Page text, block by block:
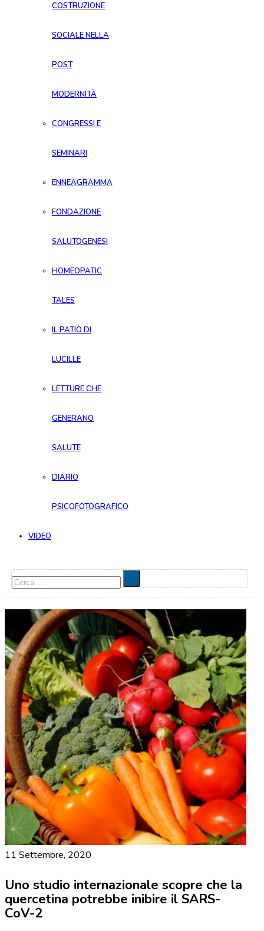
COSTRUZIONE
SOCIALE NELLA
POST
MODERNITÀ
CONGRESSI E
SEMINARI
ENNEAGRAMMA
FONDAZIONE
SALUTOGENESI
HOMEOPATIC
TALES
IL PATIO DI
LUCILLE
LETTURE CHE
GENERANO
SALUTE
DIARIO
PSICOFOTOGRAFICO
VIDEO
Cerca
11 Settembre, 2020
Uno studio internazionale scopre che la
quercetina potrebbe inibire il SARS-
CoV-2